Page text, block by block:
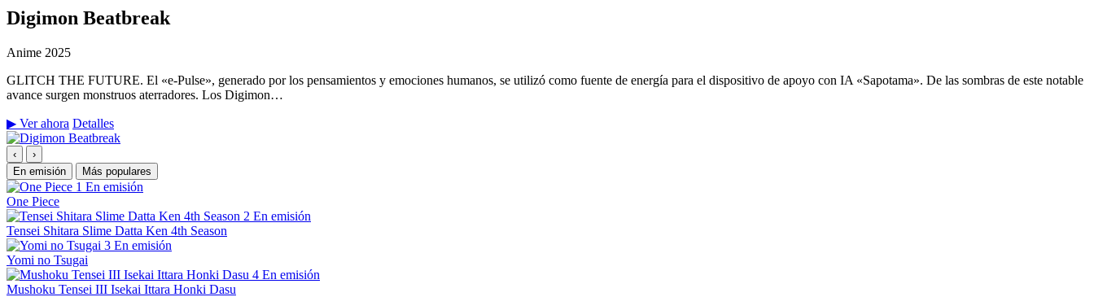
Digimon Beatbreak
Anime 2025
GLITCH THE FUTURE. El «e-Pulse», generado por los pensamientos y emociones humanos, se utilizó como fuente de energía para el dispositivo de apoyo con IA «Sapotama». De las sombras de este notable
avance surgen monstruos aterradores. Los Digimon…
▶ Ver ahora Detalles
‹
›
En emisión
Más populares
1 En emisión
One Piece
2 En emisión
Tensei Shitara Slime Datta Ken 4th Season
3 En emisión
Yomi no Tsugai
4 En emisión
Mushoku Tensei III Isekai Ittara Honki Dasu